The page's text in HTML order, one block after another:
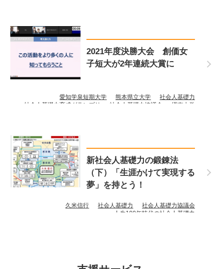
2021年度決勝大会 創価女
子短大が2年連続大賞に
愛知学泉短期大学 熊本県立大学
社会人基礎力
社会人基礎力育成グランプリ
社会人基礎力協議会
摂南大学
新社会人基礎力の鍛錬法
（下）「生涯かけて実現する
夢」を持とう！
久米信行 社会人基礎力
社会人基礎力協議会
人生100年時代の社会人基礎力